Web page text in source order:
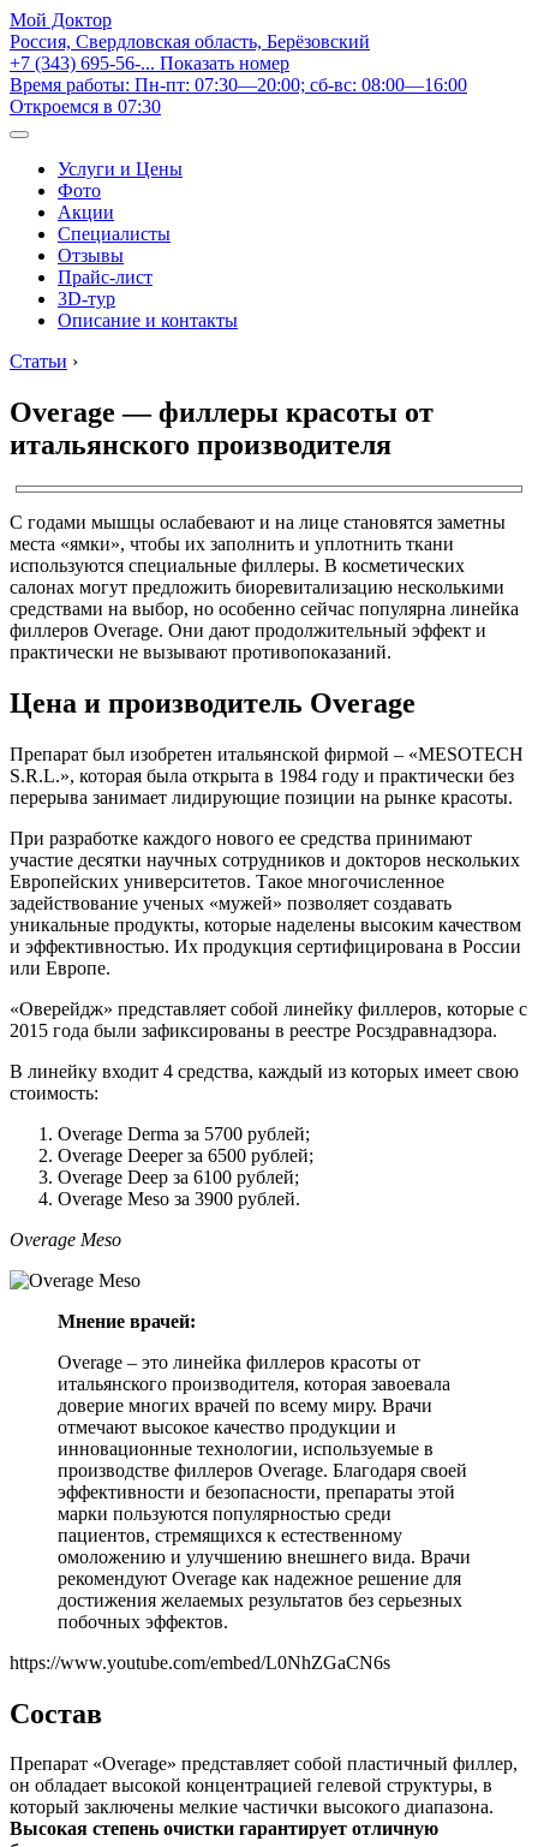
Мой Доктор
Россия, Свердловская область, Берёзовский
+7 (343) 695-56-... Показать номер
Время работы: Пн-пт: 07:30—20:00; сб-вс: 08:00—16:00
Откроемся в 07:30
Услуги и Цены
Фото
Акции
Специалисты
Отзывы
Прайс-лист
3D-тур
Описание и контакты
Статьи ›
Overage — филлеры красоты от
итальянского производителя
С годами мышцы ослабевают и на лице становятся заметны
места «ямки», чтобы их заполнить и уплотнить ткани
используются специальные филлеры. В косметических
салонах могут предложить биоревитализацию несколькими
средствами на выбор, но особенно сейчас популярна линейка
филлеров Overage. Они дают продолжительный эффект и
практически не вызывают противопоказаний.
Цена и производитель Overage
Препарат был изобретен итальянской фирмой – «MESOTECH
S.R.L.», которая была открыта в 1984 году и практически без
перерыва занимает лидирующие позиции на рынке красоты.
При разработке каждого нового ее средства принимают
участие десятки научных сотрудников и докторов нескольких
Европейских университетов. Такое многочисленное
задействование ученых «мужей» позволяет создавать
уникальные продукты, которые наделены высоким качеством
и эффективностью. Их продукция сертифицирована в России
или Европе.
«Оверейдж» представляет собой линейку филлеров, которые с
2015 года были зафиксированы в реестре Росздравнадзора.
В линейку входит 4 средства, каждый из которых имеет свою
стоимость:
Overage Derma за 5700 рублей;
Overage Deeper за 6500 рублей;
Overage Deep за 6100 рублей;
Overage Meso за 3900 рублей.
Overage Meso
Мнение врачей:
Overage – это линейка филлеров красоты от
итальянского производителя, которая завоевала
доверие многих врачей по всему миру. Врачи
отмечают высокое качество продукции и
инновационные технологии, используемые в
производстве филлеров Overage. Благодаря своей
эффективности и безопасности, препараты этой
марки пользуются популярностью среди
пациентов, стремящихся к естественному
омоложению и улучшению внешнего вида. Врачи
рекомендуют Overage как надежное решение для
достижения желаемых результатов без серьезных
побочных эффектов.
https://www.youtube.com/embed/L0NhZGaCN6s
Состав
Препарат «Overage» представляет собой пластичный филлер,
он обладает высокой концентрацией гелевой структуры, в
который заключены мелкие частички высокого диапазона.
Высокая степень очистки гарантирует отличную